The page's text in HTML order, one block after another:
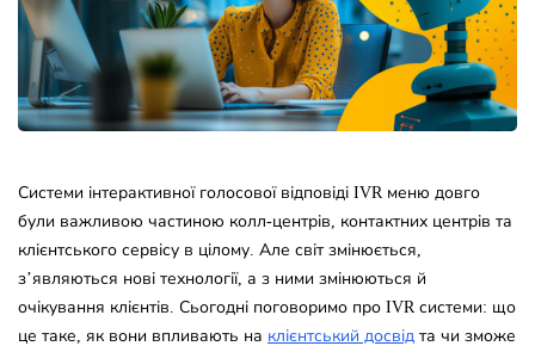
Системи інтерактивної голосової відповіді IVR меню довго
були важливою частиною колл-центрів, контактних центрів та
клієнтського сервісу в цілому. Але світ змінюється,
з’являються нові технології, а з ними змінюються й
очікування клієнтів. Сьогодні поговоримо про IVR системи: що
це таке, як вони впливають на клієнтський досвід та чи зможе